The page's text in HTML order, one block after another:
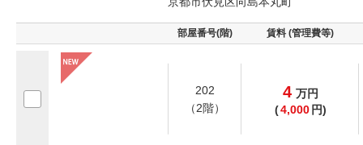
部屋番号(階) 賃料 (管理費等)
202
（2階）
4 万円
(4,000 円)